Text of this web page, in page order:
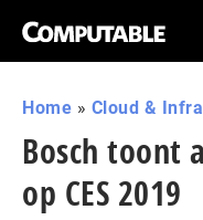
Home » Cloud &
Bosch toont
op CES 2019